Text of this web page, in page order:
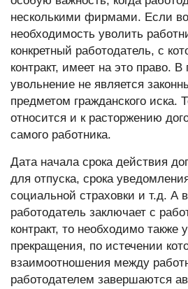
несколькими фирмами. Если
необходимость уволить
конкретный работодатель, с
контракт, имеет на это право.
увольнение не является
предметом гражданского иска.
относится и к расторжению
самого работника.
Дата начала срока действия
для отпуска, срока
социальной страховки и т.д. А
работодатель заключает с
контракт, то необходимо также
прекращения, по истечении
взаимоотношения между
работодателем завершаются